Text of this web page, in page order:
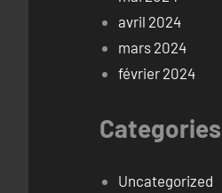
avril 2024
mars 2024
février 2024
Categories
Uncategorized